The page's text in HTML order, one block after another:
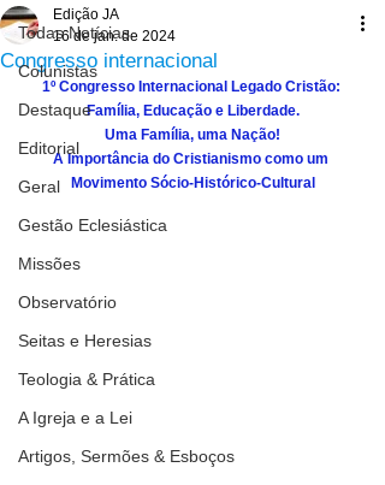
Todas Notícias
Colunistas
Destaque
Editorial
Geral
Gestão Eclesiástica
Missões
Observatório
Seitas e Heresias
Teologia & Prática
A Igreja e a Lei
Artigos, Sermões & Esboços
Congresso internacional
Edição JA
16 de jan. de 2024
1º Congresso Internacional Legado Cristão:
Família, Educação e Liberdade.
Uma Família, uma Nação!
A Importância do Cristianismo como um
Movimento Sócio-Histórico-Cultural